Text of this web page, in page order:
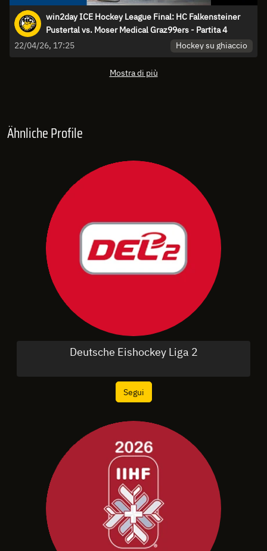
win2day ICE Hockey League Final: HC Falkensteiner
Pustertal vs. Moser Medical Graz99ers - Partita 4
22/04/26, 17:25
Hockey su ghiaccio
Mostra di più
Ähnliche Profile
Deutsche Eishockey Liga 2
Segui